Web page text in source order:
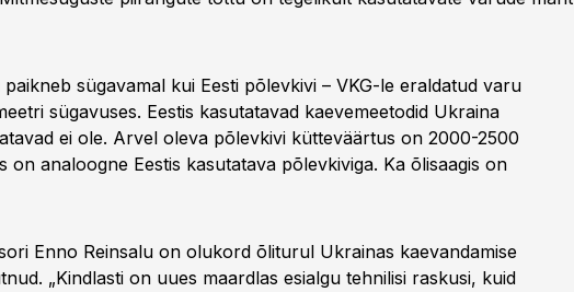
sügavamal kui Eesti põlevkivi – VKG-le eraldatud varu
sügavuses. Eestis kasutatavad kaevemeetodid Ukraina
ei ole. Arvel oleva põlevkivi kütteväärtus on 2000-2500
on analoogne Eestis kasutatava põlevkiviga. Ka õlisaagis on
Enno Reinsalu on olukord õliturul Ukrainas kaevandamise
„Kindlasti on uues maardlas esialgu tehnilisi raskusi, kuid